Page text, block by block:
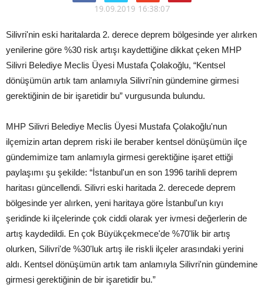
19.09.2019 16:38:07
Silivri'nin eski haritalarda 2. derece deprem bölgesinde yer alırken
yenilerine göre %30 risk artışı kaydettiğine dikkat çeken MHP
Silivri Belediye Meclis Üyesi Mustafa Çolakoğlu, “Kentsel
dönüşümün artık tam anlamıyla Silivri'nin gündemine girmesi
gerektiğinin de bir işaretidir bu” vurgusunda bulundu.
MHP Silivri Belediye Meclis Üyesi Mustafa Çolakoğlu'nun
ilçemizin artan deprem riski ile beraber kentsel dönüşümün ilçe
gündemimize tam anlamıyla girmesi gerektiğine işaret ettiği
paylaşımı şu şekilde: “İstanbul'un en son 1996 tarihli deprem
haritası güncellendi. Silivri eski haritada 2. derecede deprem
bölgesinde yer alırken, yeni haritaya göre İstanbul'un kıyı
şeridinde ki ilçelerinde çok ciddi olarak yer ivmesi değerlerin de
artış kaydedildi. En çok Büyükçekmece'de %70'lik bir artış
olurken, Silivri'de %30'luk artış ile riskli ilçeler arasındaki yerini
aldı. Kentsel dönüşümün artık tam anlamıyla Silivri'nin gündemine
girmesi gerektiğinin de bir işaretidir bu.”